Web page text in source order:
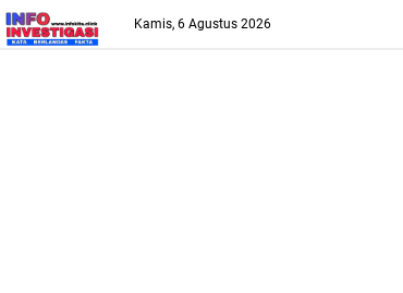
Kamis, 6 Agustus 2026